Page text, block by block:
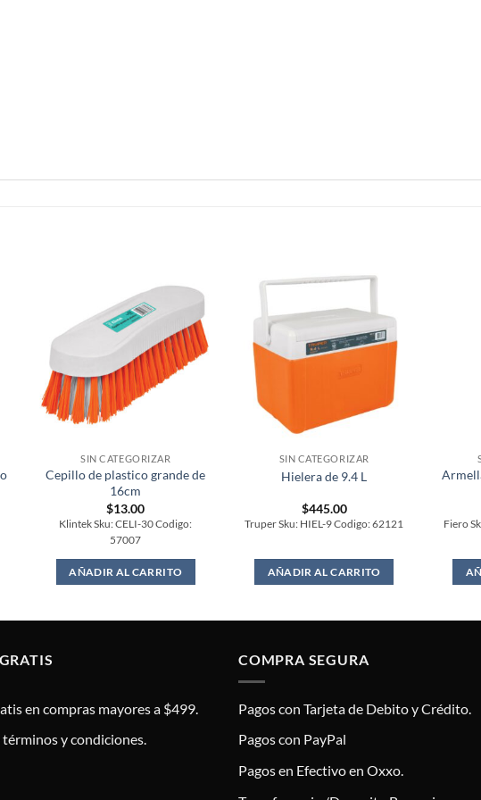
SIN CATEGORIZAR
Cepillo de plastico grande de
16cm
$13.00
Klintek Sku: CELI-30 Codigo:
57007
AÑADIR AL CARRITO
SIN CATEGORIZAR
Hielera de 9.4 L
$445.00
Truper Sku: HIEL-9 Codigo: 62121
AÑADIR AL CARRITO
Fiero
en compras mayores a $499.
y condiciones.
COMPRA SEGURA
Pagos con Tarjeta de Debito y Crédito.
Pagos con PayPal
Pagos en Efectivo en Oxxo.